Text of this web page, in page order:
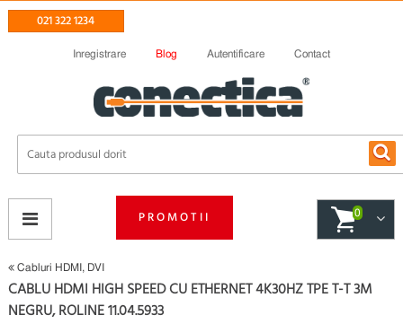
021 322 1234
Inregistrare Blog Autentificare Contact
PROMOTII 0
Cabluri HDMI, DVI
CABLU HDMI HIGH SPEED CU ETHERNET 4K30HZ TPE T-T 3M
NEGRU, ROLINE 11.04.5933